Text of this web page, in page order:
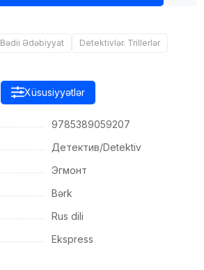
Bədii Ədəbiyyat Detektivlər. Trillerlər
Xüsusiyyətlər
9785389059207
Детектив/Detektiv
Эгмонт
Bərk
Rus dili
Ekspress